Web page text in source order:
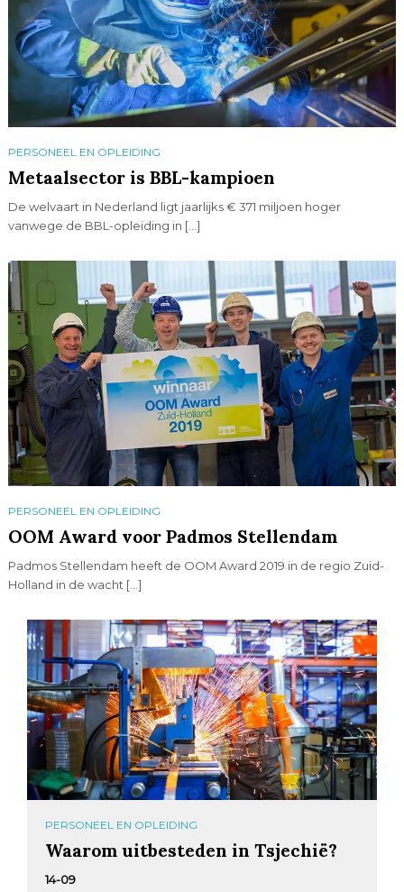
PERSONEEL EN OPLEIDING
Metaalsector is BBL-kampioen
De welvaart in Nederland ligt jaarlijks € 371 miljoen hoger
vanwege de BBL-opleiding in […]
PERSONEEL EN OPLEIDING
OOM Award voor Padmos Stellendam
Padmos Stellendam heeft de OOM Award 2019 in de regio Zuid-
Holland in de wacht […]
PERSONEEL EN OPLEIDING
Waarom uitbesteden in Tsjechië?
14-09